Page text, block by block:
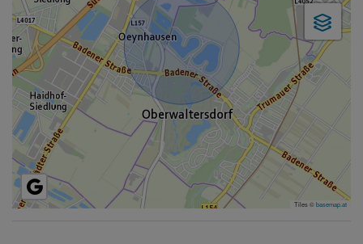
Tiles ©basemap.at